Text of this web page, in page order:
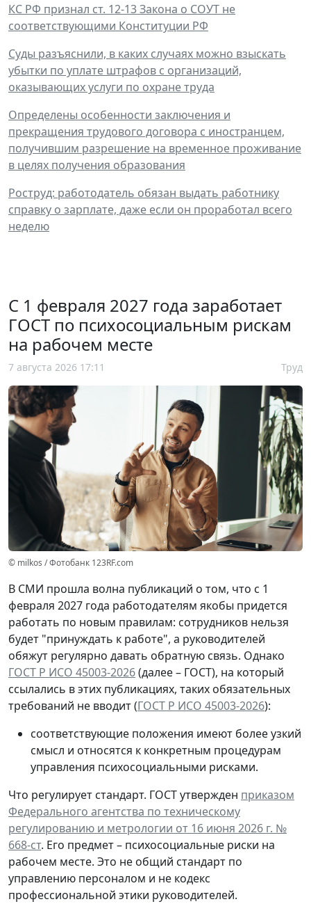
КС РФ признал ст. 12-13 Закона о СОУТ не
соответствующими Конституции РФ
Суды разъяснили, в каких случаях можно взыскать
убытки по уплате штрафов с организаций,
оказывающих услуги по охране труда
Определены особенности заключения и
прекращения трудового договора с иностранцем,
получившим разрешение на временное проживание
в целях получения образования
Роструд: работодатель обязан выдать работнику
справку о зарплате, даже если он проработал всего
неделю
С 1 февраля 2027 года заработает
ГОСТ по психосоциальным рискам
на рабочем месте
7 августа 2026 17:11 Труд
© milkos / Фотобанк 123RF.com
В СМИ прошла волна публикаций о том, что с 1
февраля 2027 года работодателям якобы придется
работать по новым правилам: сотрудников нельзя
будет "принуждать к работе", а руководителей
обяжут регулярно давать обратную связь. Однако
ГОСТ Р ИСО 45003-2026(далее – ГОСТ), на который
ссылались в этих публикациях, таких обязательных
требований не вводит (ГОСТ Р ИСО 45003-2026):
соответствующие положения имеют более узкий
смысл и относятся к конкретным процедурам
управления психосоциальными рисками.
Что регулирует стандарт. ГОСТ утвержден приказом
Федерального агентства по техническому
регулированию и метрологии от 16 июня 2026 г. №
668-ст. Его предмет – психосоциальные риски на
рабочем месте. Это не общий стандарт по
управлению персоналом и не кодекс
профессиональной этики руководителей.